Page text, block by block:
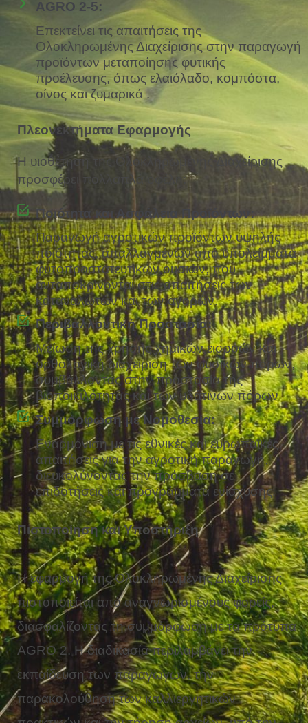
AGRO 2-5:
Επεκτείνει τις απαιτήσεις της
Ολοκληρωμένης Διαχείρισης στην παραγωγή
προϊόντων μεταποίησης φυτικής
προέλευσης, όπως ελαιόλαδο, κομπόστα,
οίνος και ζυμαρικά .
Πλεονεκτήματα Εφαρμογής
Η υιοθέτηση της Ολοκληρωμένης Διαχείρισης
προσφέρει πολλαπλά οφέλη:
Ποιότητα και Ασφάλεια Προϊόντων:
Παραγωγή αγροτικών προϊόντων υψηλής
ποιότητας, απαλλαγμένων από υπολείμματα
φυτοπροστατευτικών ουσιών, που
ανταποκρίνονται στις απαιτήσεις των
καταναλωτών και των αγορών.
Περιβαλλοντική Προστασία:
Μείωση της χρήσης χημικών εισροών και
ορθολογική διαχείριση των φυσικών πόρων,
συμβάλλοντας στην προστασία της
βιοποικιλότητας και των υδάτινων πόρων
Συμμόρφωση με Νομοθεσία:
Εναρμόνιση με τις εθνικές και ευρωπαϊκές
απαιτήσεις για την αγροτική παραγωγή,
διευκολύνοντας την πρόσβαση σε
επιδοτήσεις και προγράμματα ενίσχυσης.
Πιστοποίηση και Υποστήριξη
Η εφαρμογή της Ολοκληρωμένης Διαχείρισης
πιστοποιείται από αναγνωρισμένους φορείς,
διασφαλίζοντας τη συμμόρφωση με τα πρότυπα
AGRO 2. Η διαδικασία περιλαμβάνει την
εκπαίδευση των παραγωγών, την
παρακολούθηση των καλλιεργητικών